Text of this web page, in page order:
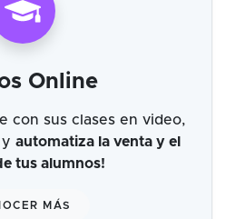
Online
con sus clases en video,
automatiza la venta y el
tus alumnos!
MÁS